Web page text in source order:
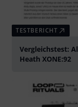
TESTBERICHT
Vergleichstest:
Heath XONE:92